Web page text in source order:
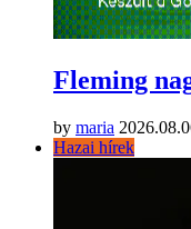
Fleming
by maria
Hazai hírek